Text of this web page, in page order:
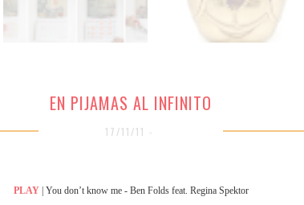
EN PIJAMAS AL INFINITO
17/11/11 -
PLAY| You don’t know me - Ben Folds feat. Regina Spektor